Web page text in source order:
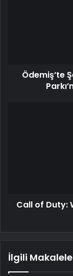
Ödemiş’te
Call of Duty:
İlgili